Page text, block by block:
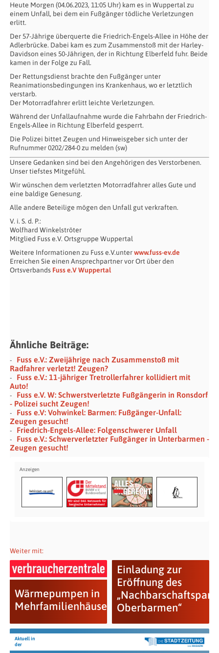
Heute Morgen (04.06.2023, 11:05 Uhr) kam es in Wuppertal zu
einem Unfall, bei dem ein Fußgänger tödliche Verletzungen
erlitt.
Der 57-Jährige überquerte die Friedrich-Engels-Allee in Höhe der
Adlerbrücke. Dabei kam es zum Zusammenstoß mit der Harley-
Davidson eines 50-Jährigen, der in Richtung Elberfeld fuhr. Beide
kamen in der Folge zu Fall.
Der Rettungsdienst brachte den Fußgänger unter
Reanimationsbedingungen ins Krankenhaus, wo er letztlich
verstarb.
Der Motorradfahrer erlitt leichte Verletzungen.
Während der Unfallaufnahme wurde die Fahrbahn der Friedrich-
Engels-Allee in Richtung Elberfeld gesperrt.
Die Polizei bittet Zeugen und Hinweisgeber sich unter der
Rufnummer 0202/284-0 zu melden (sw)
Unsere Gedanken sind bei den Angehörigen des Verstorbenen.
Unser tiefstes Mitgefühl.
Wir wünschen dem verletzten Motorradfahrer alles Gute und
eine baldige Genesung.
Alle andere Beteilige mögen den Unfall gut verkraften.
V. i. S. d. P.:
Wolfhard Winkelströter
Mitglied Fuss e.V. Ortsgruppe Wuppertal
Weitere Informationen zu Fuss e.V.unterwww.fuss-ev.de
Erreichen Sie einen Ansprechpartner vor Ort über den
Ortsverbands Fuss e.V Wuppertal
Ähnliche Beiträge:
Fuss e.V.: Zweijährige nach Zusammenstoß mit
Radfahrer verletzt! Zeugen?
Fuss e.V.: 11-jähriger Tretrollerfahrer kollidiert mit
Auto!
Fuss e.V. W: Schwerstverletzte Fußgängerin in Ronsdorf
- Polizei sucht Zeugen!
Fuss e.V: Vohwinkel: Barmen: Fußgänger-Unfall:
Zeugen gesucht!
Friedrich-Engels-Allee: Folgenschwerer Unfall
Fuss e.V.: Schwerverletzter Fußgänger in Unterbarmen -
Zeugen gesucht!
Weiter mit:
Wärmepumpen in
Mehrfamilienhäusern
Einladung zur
Eröffnung des
„Nachbarschaftspark
Oberbarmen“
Aktuell in
der